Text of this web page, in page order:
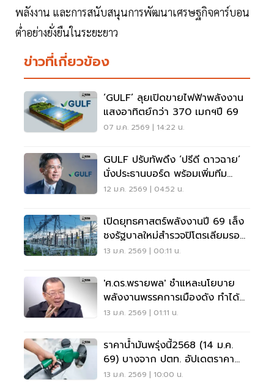
พลังงาน และการสนับสนุนการพัฒนาเศรษฐกิจคาร์บอน
ต่ำอย่างยั่งยืนในระยะยาว
ข่าวที่เกี่ยวข้อง
‘GULF’ ลุยเปิดขายไฟฟ้าพลังงาน
แสงอาทิตย์กว่า 370 เมกฯปี 69
07 ม.ค. 2569 | 14:22 น.
GULF ปรับทัพดึง ‘ปรีดี ดาวฉาย’
นั่งประธานบอร์ด พร้อมเพิ่มทีม
บริหารใหม่ 3 ราย
12 ม.ค. 2569 | 04:52 น.
เปิดยุทธศาสตร์พลังงานปี 69 เล็ง
ชงรัฐบาลใหม่สำรวจปิโตรเลียมรอบ
26-เร่ง PDP
13 ม.ค. 2569 | 00:11 น.
'ศ.ดร.พรายพล' ชำแหละนโยบาย
พลังงานพรรคการเมืองดัง ทำได้
หรือขายฝัน?
13 ม.ค. 2569 | 01:11 น.
ราคาน้ำมันพรุ่งนี้2568 (14 ม.ค.
69) บางจาก ปตท. อัปเดตราคา
ล่าสุด
13 ม.ค. 2569 | 10:00 น.